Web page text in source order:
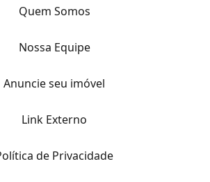
Quem Somos
Nossa Equipe
Anuncie seu imóvel
Link Externo
de Privacidade